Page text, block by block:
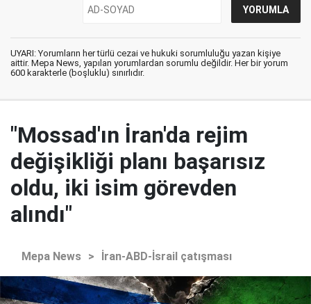
UYARI: Yorumların her türlü cezai ve hukuki sorumluluğu yazan kişiye
aittir. Mepa News, yapılan yorumlardan sorumlu değildir. Her bir yorum
600 karakterle (boşluklu) sınırlıdır.
"Mossad'ın İran'da rejim
değişikliği planı başarısız
oldu, iki isim görevden
alındı"
Mepa News > İran-ABD-İsrail çatışması